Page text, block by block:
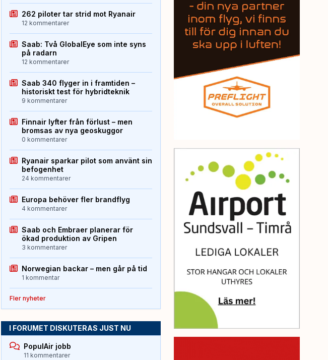
262 piloter tar strid mot Ryanair
12 kommentarer
Saab: Två GlobalEye som inte syns
på radarn
12 kommentarer
Saab 340 flyger in i framtiden –
historiskt test för hybridteknik
9 kommentarer
Finnair lyfter från förlust – men
bromsas av nya geoskuggor
0 kommentarer
Ryanair sparkar pilot som använt sin
befogenhet
24 kommentarer
Europa behöver fler brandflyg
4 kommentarer
Saab och Embraer planerar för
ökad produktion av Gripen
3 kommentarer
Norwegian backar – men går på tid
1 kommentar
Fler nyheter
I FORUMET DISKUTERAS JUST NU
PopulAir jobb
11 kommentarer